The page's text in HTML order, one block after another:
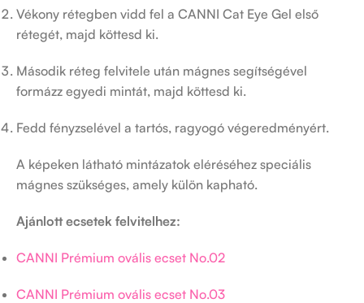
Vékony rétegben vidd fel a CANNI Cat Eye Gel első
rétegét, majd köttesd ki.
Második réteg felvitele után mágnes segítségével
formázz egyedi mintát, majd köttesd ki.
Fedd fényzselével a tartós, ragyogó végeredményért.
A képeken látható mintázatok eléréséhez speciális
mágnes szükséges, amely külön kapható.
Ajánlott ecsetek felvitelhez:
CANNI Prémium ovális ecset No.02
CANNI Prémium ovális ecset No.03